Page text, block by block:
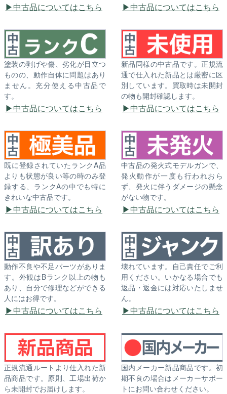
中古品についてはこちら 中古品についてはこちら
塗装の剥げや傷、劣化が目立つ
ものの、動作自体に問題はあり
ません。充分使える中古品で
す。
中古品についてはこちら
新品同様の中古品です。正規流
通で仕入れた新品とは厳密に区
別しています。買取時は未開封
の物も開封確認します。
中古品についてはこちら
既に登録されていたランクA品
よりも状態が良い等の時のみ登
録する、ランクAの中でも特に
きれいな中古品です。
中古品についてはこちら
中古品の発火式モデルガンで、
発火動作が一度も行われおら
ず、発火に伴うダメージの懸念
がない物です。
中古品についてはこちら
動作不良や不足パーツがありま
す。外観はBランク以上の物も
あり、自分で修理などができる
人にはお得です。
中古品についてはこちら
壊れています。自己責任でご利
用ください。いかなる場合でも
返品・返金には対応いたしませ
ん。
中古品についてはこちら
正規流通ルートより仕入れた新
品商品です。原則、工場出荷か
ら未開封でお届けします。
国内メーカー新品商品です。初
期不良の場合はメーカーサポー
トにお問い合わせください。